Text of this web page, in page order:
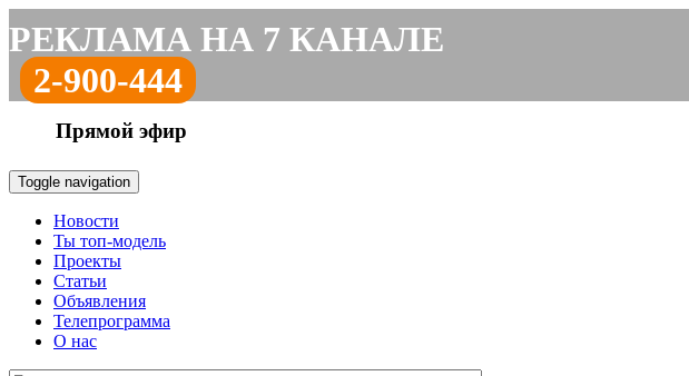
РЕКЛАМА НА 7 КАНАЛЕ
2-900-444
Прямой эфир
Toggle navigation
Новости
Ты топ-модель
Проекты
Статьи
Объявления
Телепрограмма
О нас